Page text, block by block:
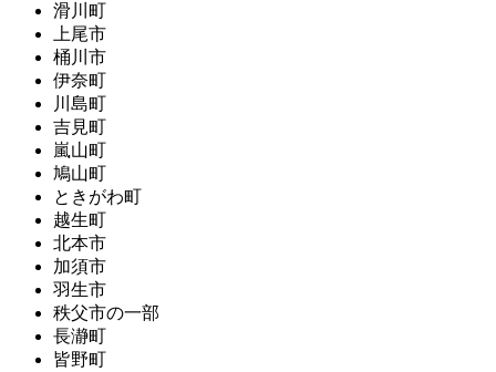
滑川町
上尾市
桶川市
伊奈町
川島町
吉見町
嵐山町
鳩山町
ときがわ町
越生町
北本市
加須市
羽生市
秩父市の一部
長瀞町
皆野町